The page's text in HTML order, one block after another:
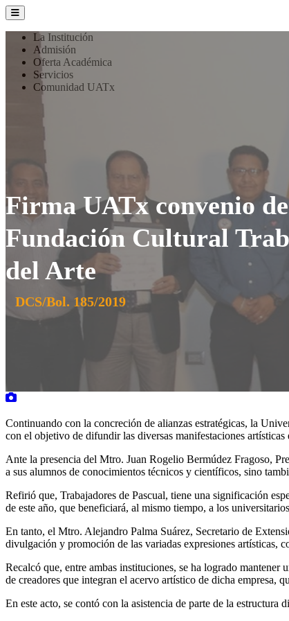
La Institución
Admisión
Oferta Académica
Servicios
Comunidad UATx
Firma UATx convenio
Fundación Cultural
del Arte
DCS/Bol. 185/2019
Continuando con la concreción de alianzas estratégicas, la
con el objetivo de difundir las diversas manifestaciones
Ante la presencia del Mtro. Juan Rogelio Bermúdez Fragoso,
a sus alumnos de conocimientos técnicos y científicos, sino
Refirió que, Trabajadores de Pascual, tiene una significación
de este año, que beneficiará, al mismo tiempo, a los
En tanto, el Mtro. Alejandro Palma Suárez, Secretario de
divulgación y promoción de las variadas expresiones artísticas,
Recalcó que, entre ambas instituciones, se ha logrado
de creadores que integran el acervo artístico de dicha empresa,
En este acto, se contó con la asistencia de parte de la